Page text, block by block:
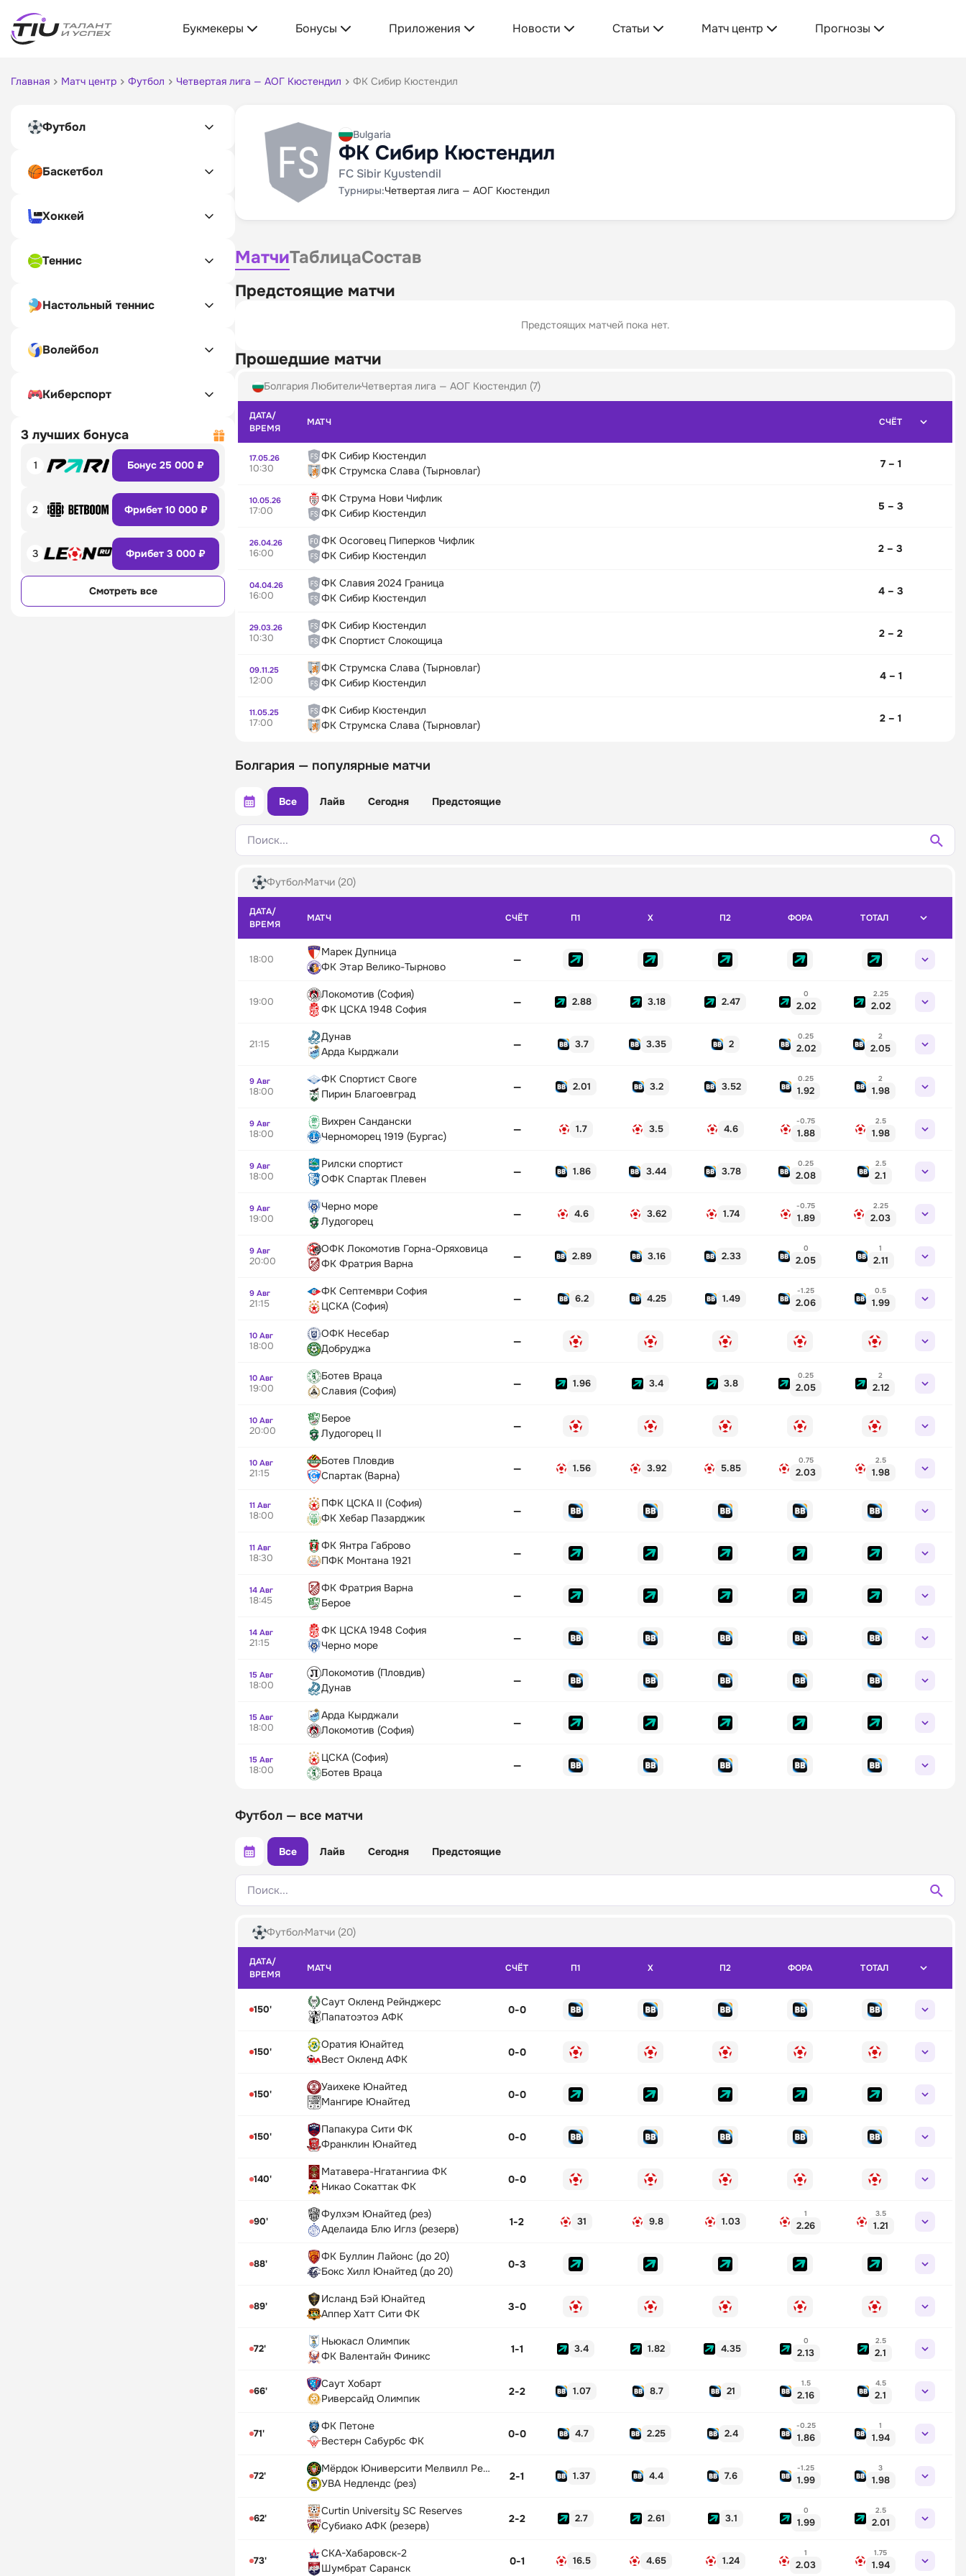
Букмекеры Бонусы Приложения Новости Статьи Матч центр Прогнозы
Главная Матч центр Футбол Четвертая лига — АОГ Кюстендил ФК Сибир Кюстендил
Футбол
Баскетбол
Хоккей
Теннис
Настольный теннис
Волейбол
Киберспорт
3 лучших бонуса
1 Бонус 25 000 ₽
2 Фрибет 10 000 ₽
3 Фрибет 3 000 ₽
Смотреть все
Bulgaria
ФК Сибир Кюстендил
FC Sibir Kyustendil
Турниры:Четвертая лига — АОГ Кюстендил
МатчиТаблицаСостав
Предстоящие матчи
Предстоящих матчей пока нет.
Прошедшие матчи
Болгария ЛюбителиЧетвертая лига — АОГ Кюстендил (7)
ДАТА/
ВРЕМЯ
МАТЧ СЧЁТ
17.05.26
10:30
ФК Сибир Кюстендил
ФК Струмска Слава (Тырновлаг)
7 – 1
10.05.26
17:00
ФК Струма Нови Чифлик
ФК Сибир Кюстендил
5 – 3
26.04.26
16:00
ФК Осоговец Пиперков Чифлик
ФК Сибир Кюстендил
2 – 3
04.04.26
16:00
ФК Славия 2024 Граница
ФК Сибир Кюстендил
4 – 3
29.03.26
10:30
ФК Сибир Кюстендил
ФК Спортист Слокощица
2 – 2
09.11.25
12:00
ФК Струмска Слава (Тырновлаг)
ФК Сибир Кюстендил
4 – 1
11.05.25
17:00
ФК Сибир Кюстендил
ФК Струмска Слава (Тырновлаг)
2 – 1
Болгария — популярные матчи
Все Лайв Сегодня Предстоящие
Поиск...
Футбол Матчи (20)
ДАТА/
ВРЕМЯ
МАТЧ СЧЁТ П1 X П2 ФОРА ТОТАЛ
18:00
Марек Дупница
ФК Этар Велико-Тырново
—
19:00
Локомотив (София)
ФК ЦСКА 1948 София
— 2.88 3.18 2.47
0
2.02
2.25
2.02
21:15
Дунав
Арда Кырджали
— 3.7 3.35 2
0.25
2.02
2
2.05
9 Авг
18:00
ФК Спортист Своге
Пирин Благоевград
— 2.01 3.2 3.52
0.25
1.92
2
1.98
9 Авг
18:00
Вихрен Сандански
Черноморец 1919 (Бургас)
— 1.7 3.5 4.6
-0.75
1.88
2.5
1.98
9 Авг
18:00
Рилски спортист
ОФК Спартак Плевен
— 1.86 3.44 3.78
0.25
2.08
2.5
2.1
9 Авг
19:00
Черно море
Лудогорец
— 4.6 3.62 1.74
-0.75
1.89
2.25
2.03
9 Авг
20:00
ОФК Локомотив Горна-Оряховица
ФК Фратрия Варна
— 2.89 3.16 2.33
0
2.05
1
2.11
9 Авг
21:15
ФК Септември София
ЦСКА (София)
— 6.2 4.25 1.49
-1.25
2.06
0.5
1.99
10 Авг
18:00
ОФК Несебар
Добруджа
—
10 Авг
19:00
Ботев Враца
Славия (София)
— 1.96 3.4 3.8
0.25
2.05
2
2.12
10 Авг
20:00
Берое
Лудогорец II
—
10 Авг
21:15
Ботев Пловдив
Спартак (Варна)
— 1.56 3.92 5.85
0.75
2.03
2.5
1.98
11 Авг
18:00
ПФК ЦСКА II (София)
ФК Хебар Пазарджик
—
11 Авг
18:30
ФК Янтра Габрово
ПФК Монтана 1921
—
14 Авг
18:45
ФК Фратрия Варна
Берое
—
14 Авг
21:15
ФК ЦСКА 1948 София
Черно море
—
15 Авг
18:00
Локомотив (Пловдив)
Дунав
—
15 Авг
18:00
Арда Кырджали
Локомотив (София)
—
15 Авг
18:00
ЦСКА (София)
Ботев Враца
—
Футбол — все матчи
Все Лайв Сегодня Предстоящие
Поиск...
Футбол Матчи (20)
ДАТА/
ВРЕМЯ
МАТЧ СЧЁТ П1 X П2 ФОРА ТОТАЛ
150'
Саут Окленд Рейнджерс
Папатоэтоэ АФК
0-0
150'
Оратия Юнайтед
Вест Окленд АФК
0-0
150'
Уаихеке Юнайтед
Мангире Юнайтед
0-0
150'
Папакура Сити ФК
Франклин Юнайтед
0-0
140'
Матавера-Нгатангииа ФК
Никао Сокаттак ФК
0-0
90'
Фулхэм Юнайтед (рез)
Аделаида Блю Иглз (резерв)
1-2 31 9.8 1.03
1
2.26
3.5
1.21
88'
ФК Буллин Лайонс (до 20)
Бокс Хилл Юнайтед (до 20)
0-3
89'
Исланд Бэй Юнайтед
Аппер Хатт Сити ФК
3-0
72'
Ньюкасл Олимпик
ФК Валентайн Финикс
1-1 3.4 1.82 4.35
0
2.13
2.5
2.1
66'
Саут Хобарт
Риверсайд Олимпик
2-2 1.07 8.7 21
1.5
2.16
4.5
2.1
71'
ФК Петоне
Вестерн Сабурбс ФК
0-0 4.7 2.25 2.4
-0.25
1.86
1
1.94
72'
Мёрдок Юниверсити Мелвилл Резерв
УВА Недлендс (рез)
2-1 1.37 4.4 7.6
-1.25
1.99
3
1.98
62'
Curtin University SC Reserves
Субиако АФК (резерв)
2-2 2.7 2.61 3.1
0
1.99
2.5
2.01
73'
СКА-Хабаровск-2
Шумбрат Саранск
0-1 16.5 4.65 1.24
1
2.03
1.75
1.94